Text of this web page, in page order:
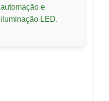
automação e
iluminação LED.